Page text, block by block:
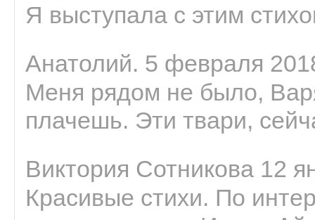
Я выступала с этим
Анатолий. 5 февраля
Меня рядом не было,
плачешь. Эти твари,
Виктория Сотникова 12
Красивые стихи. По